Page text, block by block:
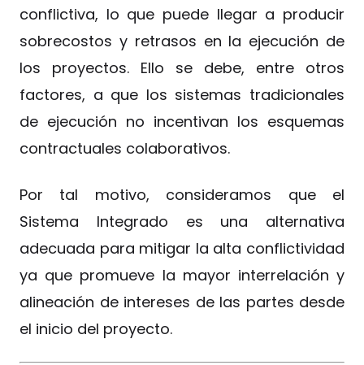
conflictiva, lo que puede llegar a producir
sobrecostos y retrasos en la ejecución de
los proyectos. Ello se debe, entre otros
factores, a que los sistemas tradicionales
de ejecución no incentivan los esquemas
contractuales colaborativos.
Por tal motivo, consideramos que el
Sistema Integrado es una alternativa
adecuada para mitigar la alta conflictividad
ya que promueve la mayor interrelación y
alineación de intereses de las partes desde
el inicio del proyecto.